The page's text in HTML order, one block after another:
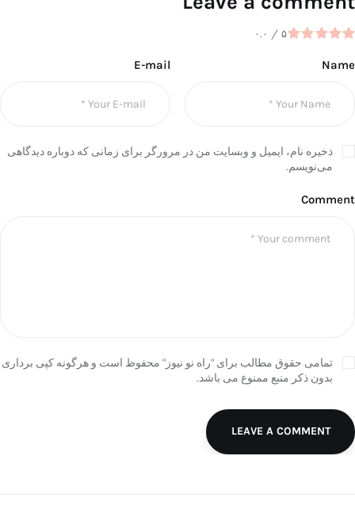
۰.۰ / ۵
Name
E-mail
ذخیره نام، ایمیل و وبسایت من در مرورگر برای زمانی که دوباره دیدگاهی
می‌نویسم.
Comment
تمامی حقوق مطالب برای "راه نو نیوز" محفوظ است و هرگونه کپی برداری
بدون ذکر منبع ممنوع می باشد.
LEAVE A COMMENT